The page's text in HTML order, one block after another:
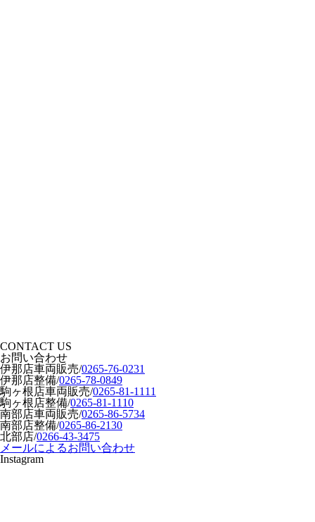
CONTACT US
お問い合わせ
伊那店車両販売/0265-76-0231
伊那店整備/0265-78-0849
駒ヶ根店車両販売/0265-81-1111
駒ヶ根店整備/0265-81-1110
南部店車両販売/0265-86-5734
南部店整備/0265-86-2130
北部店/0266-43-3475
メールによるお問い合わせ
Instagram